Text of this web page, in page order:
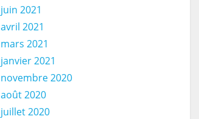
juin 2021
avril 2021
mars 2021
janvier 2021
novembre 2020
août 2020
juillet 2020